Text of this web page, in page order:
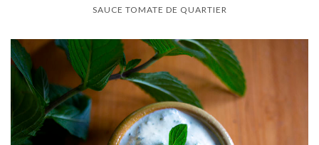
SAUCE TOMATE DE QUARTIER